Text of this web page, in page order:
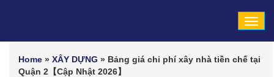
Home » XÂY DỰNG » Bảng giá chi phí xây nhà tiền chế tại
Quận 2【Cập Nhật 2026】